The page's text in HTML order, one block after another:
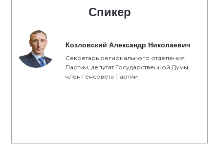
Спикер
Козловский Александр Николаевич
Секретарь регионального отделения
Партии, депутат Государственной Думы,
член Генсовета Партии